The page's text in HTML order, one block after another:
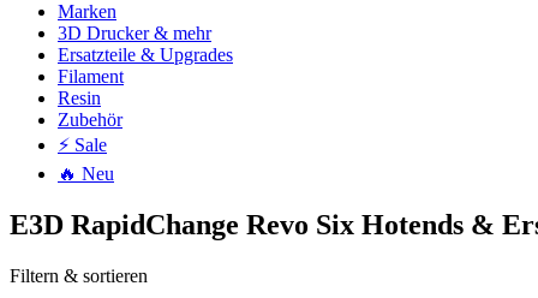
Marken
3D Drucker & mehr
Ersatzteile & Upgrades
Filament
Resin
Zubehör
⚡ Sale
🔥 Neu
E3D RapidChange Revo Six Hotends &
Filtern & sortieren